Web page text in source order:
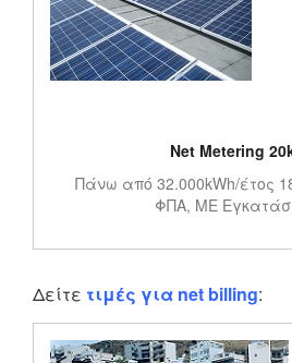
Net Metering
Πάνω από 32.000kWh/έτος
ΦΠΑ, ΜΕ
Δείτε τιμές για net billing: